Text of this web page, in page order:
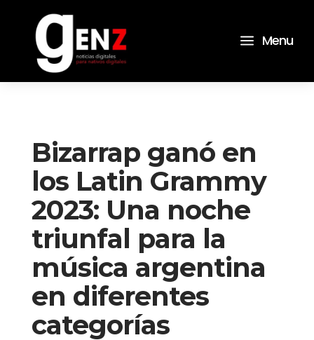
a Menu
Bizarrap ganó en
los Latin Grammy
2023: Una noche
triunfal para la
música argentina
en diferentes
categorías